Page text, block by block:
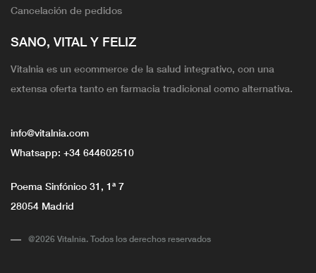
Cancelación de pedidos
SANO, VITAL Y FELIZ
Vitalnia es un ecommerce de la salud integrativo, con una
extensa oferta tanto en farmacia tradicional como alternativa.
info@vitalnia.com
Whatsapp: +34 644602510
Poema Sinfónico 31, 1ª 7
28054 Madrid
@2026 Vitalnia. Todos los derechos reservados